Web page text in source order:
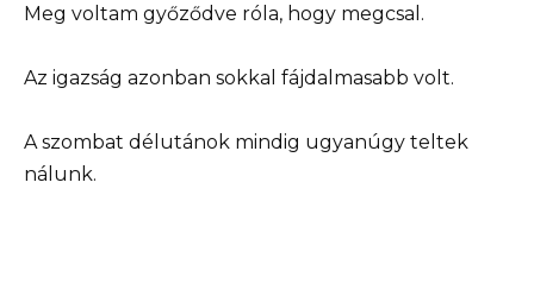
Meg voltam győződve róla, hogy megcsal.
Az igazság azonban sokkal fájdalmasabb volt.
A szombat délutánok mindig ugyanúgy teltek
nálunk.